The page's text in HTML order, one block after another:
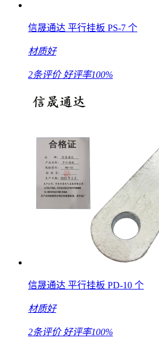
信晟通达 平行挂板 PS-7 个
材质好
2条评价 好评率100%
信晟通达 平行挂板 PD-10 个
材质好
2条评价 好评率100%